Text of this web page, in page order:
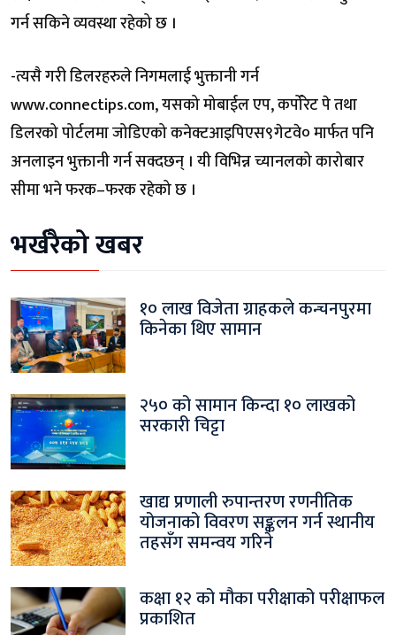
गर्न सकिने व्यवस्था रहेको छ ।
-त्यसै गरी डिलरहरुले निगमलाई भुक्तानी गर्न
www.connectips.com, यसको मोबाईल एप, कर्पोरेट पे तथा
डिलरको पोर्टलमा जोडिएको कनेक्टआइपिएस९गेटवे० मार्फत पनि
अनलाइन भुक्तानी गर्न सक्दछन् । यी विभिन्न च्यानलको कारोबार
सीमा भने फरक–फरक रहेको छ ।
भर्खरैको खबर
१० लाख विजेता ग्राहकले कन्चनपुरमा
किनेका थिए सामान
२५० को सामान किन्दा १० लाखको
सरकारी चिट्टा
खाद्य प्रणाली रुपान्तरण रणनीतिक
योजनाको विवरण सङ्कलन गर्न स्थानीय
तहसँग समन्वय गरिने
कक्षा १२ को मौका परीक्षाको परीक्षाफल
प्रकाशित